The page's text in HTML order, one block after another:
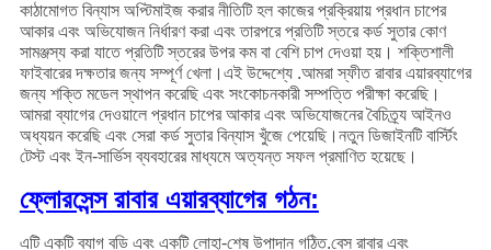
কাঠামোগত বিন্যাস অপ্টিমাইজ করার নীতিটি হল কাজের প্রক্রিয়ায় প্রধান চাপের
আকার এবং অভিযোজন নির্ধারণ করা এবং তারপরে প্রতিটি স্তরে কর্ড সুতার কোণ
সামঞ্জস্য করা যাতে প্রতিটি স্তরের উপর কম বা বেশি চাপ দেওয়া হয়। শক্তিশালী
ফাইবারের দক্ষতার জন্য সম্পূর্ণ খেলা।এই উদ্দেশ্যে .আমরা স্ফীত রাবার এয়ারব্যাগের
জন্য শক্তি মডেল স্থাপন করেছি এবং সংকোচনকারী সম্পত্তি পরীক্ষা করেছি।
আমরা ব্যাগের দেওয়ালে প্রধান চাপের আকার এবং অভিযোজনের বৈচিত্র্য আইনও
অধ্যয়ন করেছি এবং সেরা কর্ড সুতার বিন্যাস খুঁজে পেয়েছি।নতুন ডিজাইনটি বার্স্টিং
টেস্ট এবং ইন-সার্ভিস ব্যবহারের মাধ্যমে অত্যন্ত সফল প্রমাণিত হয়েছে।
ফ্লোরসেন্স রাবার এয়ারব্যাগের গঠন:
এটি একটি ব্যাগ বডি এবং একটি লোহা-শেষ উপাদান গঠিত.বেস রাবার এবং